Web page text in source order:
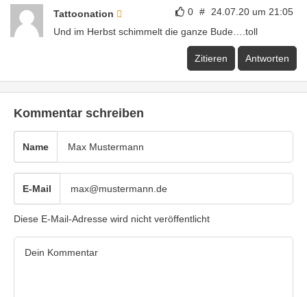
0 # 24.07.20 um 21:05
Tattoonation
Und im Herbst schimmelt die ganze Bude….toll
Zitieren Antworten
Kommentar schreiben
Name
E-Mail
Diese E-Mail-Adresse wird nicht veröffentlicht